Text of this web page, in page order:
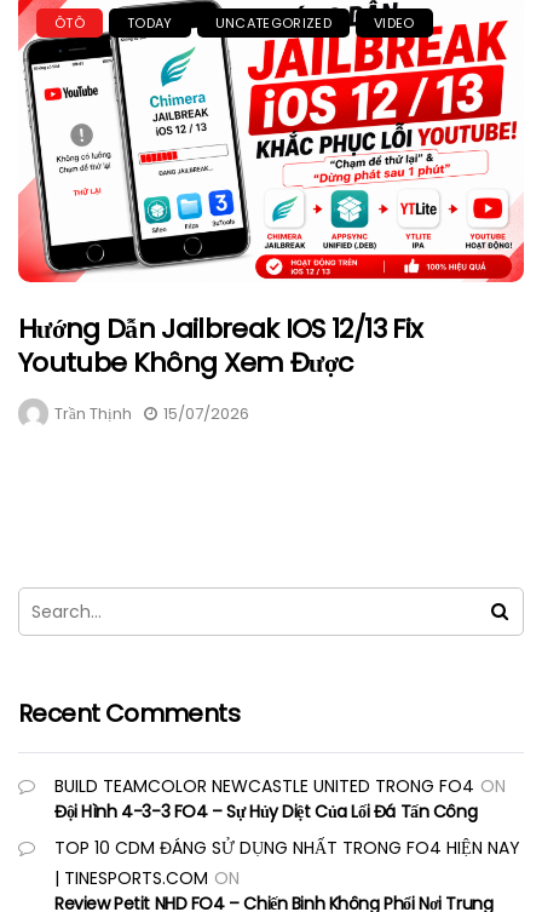
ÔTÔ TODAY UNCATEGORIZED VIDEO
Hướng Dẫn Jailbreak IOS 12/13 Fix
Youtube Không Xem Được
Trần Thịnh 15/07/2026
Recent Comments
BUILD TEAMCOLOR NEWCASTLE UNITED TRONG FO4 ON
Đội Hình 4-3-3 FO4 – Sự Hủy Diệt Của Lối Đá Tấn Công
TOP 10 CDM ĐÁNG SỬ DỤNG NHẤT TRONG FO4 HIỆN NAY
| TINESPORTS.COM ON
Review Petit NHD FO4 – Chiến Binh Không Phổi Nơi Trung